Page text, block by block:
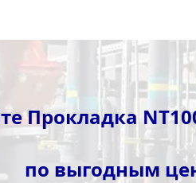
Прокладка
по выгодным